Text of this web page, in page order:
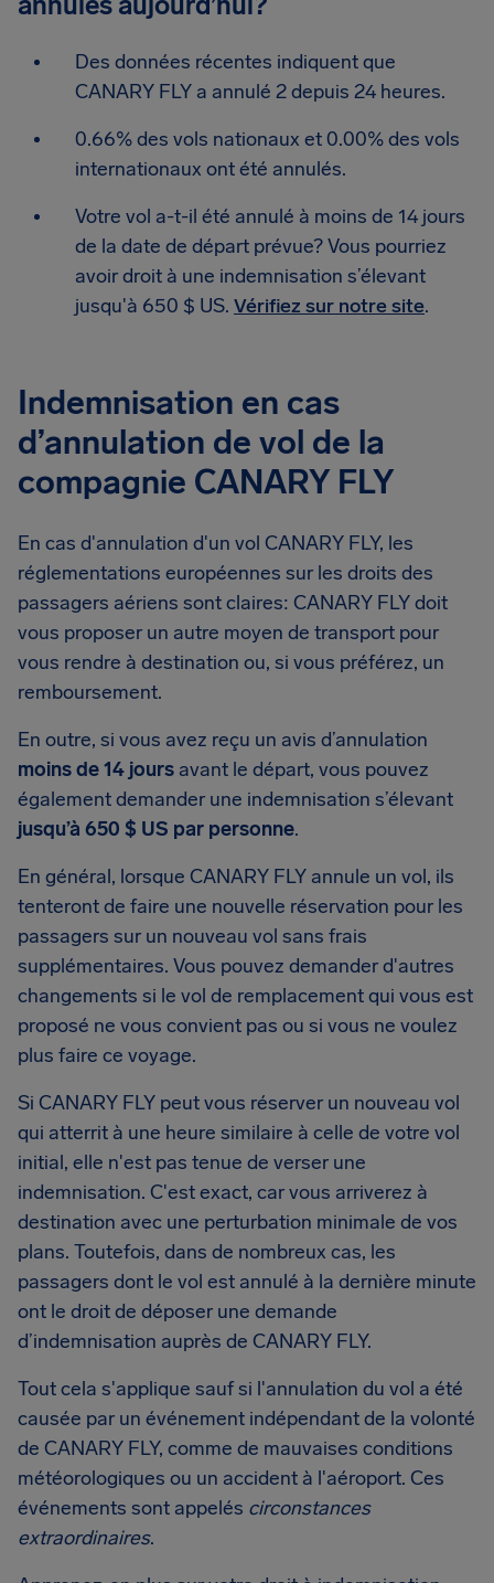
Des données récentes indiquent que
CANARY FLY a annulé 2 depuis 24 heures.
0.66% des vols nationaux et 0.00% des vols
internationaux ont été annulés.
Votre vol a-t-il été annulé à moins de 14 jours
de la date de départ prévue? Vous pourriez
avoir droit à une indemnisation s’élevant
jusqu'à 650 $ US. Vérifiez sur notre site.
Indemnisation en cas
d’annulation de vol de la
compagnie CANARY FLY
En cas d'annulation d'un vol CANARY FLY, les
réglementations européennes sur les droits des
passagers aériens sont claires: CANARY FLY doit
vous proposer un autre moyen de transport pour
vous rendre à destination ou, si vous préférez, un
remboursement.
En outre, si vous avez reçu un avis d’annulation
moins de 14 jours avant le départ, vous pouvez
également demander une indemnisation s’élevant
jusqu’à 650 $ US par personne.
En général, lorsque CANARY FLY annule un vol, ils
tenteront de faire une nouvelle réservation pour les
passagers sur un nouveau vol sans frais
supplémentaires. Vous pouvez demander d'autres
changements si le vol de remplacement qui vous est
proposé ne vous convient pas ou si vous ne voulez
plus faire ce voyage.
Si CANARY FLY peut vous réserver un nouveau vol
qui atterrit à une heure similaire à celle de votre vol
initial, elle n'est pas tenue de verser une
indemnisation. C'est exact, car vous arriverez à
destination avec une perturbation minimale de vos
plans. Toutefois, dans de nombreux cas, les
passagers dont le vol est annulé à la dernière minute
ont le droit de déposer une demande
d’indemnisation auprès de CANARY FLY.
Tout cela s'applique sauf si l'annulation du vol a été
causée par un événement indépendant de la volonté
de CANARY FLY, comme de mauvaises conditions
météorologiques ou un accident à l'aéroport. Ces
événements sont appelés circonstances
extraordinaires.